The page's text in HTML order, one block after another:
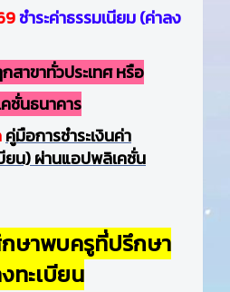
ชำระค่าธรรมเนียม (ค่าลง
สาขาทั่วประเทศ หรือ
ชั่นธนาคาร
คู่มือการชำระเงินค่า
ยน) ผ่านแอปพลิเคชั่น
ษาพบครูที่ปรึกษา
ทะเบียน